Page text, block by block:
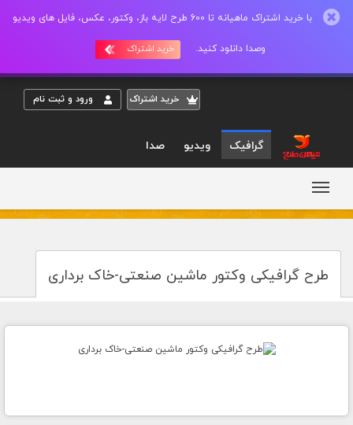
با خرید اشتراک ماهیانه تا 600 طرح لایه باز، وکتور، عکس، فایل های ویدیو
وصدا دانلود کنید. خرید اشتراک
خريد اشتراک ورود و ثبت نام
گرافیک ویدیو صدا
طرح گرافیکی وکتور ماشین صنعتی-خاک برداری